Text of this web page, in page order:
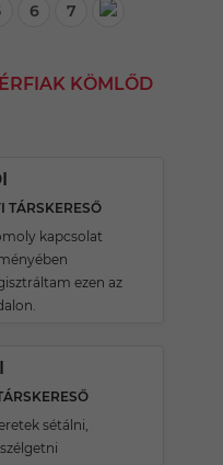
6 7
KÖMLŐD
TÁRSKERESŐ
kapcsolat
ezen az
sétálni,